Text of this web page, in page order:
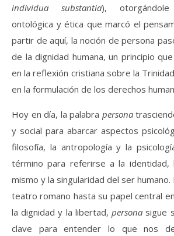
individua substantia),
ontológica y ética que marcó el
partir de aquí, la noción de persona
de la dignidad humana, un principio
en la reflexión cristiana sobre la
en la formulación de los derechos
Hoy en día, la palabra persona
y social para abarcar aspectos
filosofía, la antropología y la
término para referirse a la identidad,
mismo y la singularidad del ser
teatro romano hasta su papel central
la dignidad y la libertad,persona sigue
clave para entender lo que nos